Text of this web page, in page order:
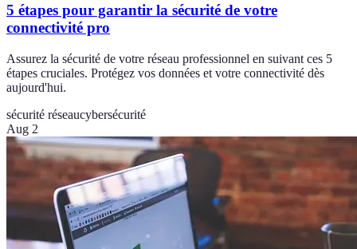
5 étapes pour garantir la sécurité de votre
connectivité pro
Assurez la sécurité de votre réseau professionnel en suivant ces 5
étapes cruciales. Protégez vos données et votre connectivité dès
aujourd'hui.
sécurité réseaucybersécurité
Aug 2